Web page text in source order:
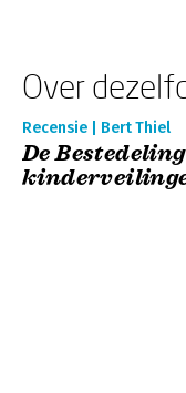
Over
Recensie | Bert Thiel
De